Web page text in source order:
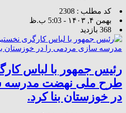
کد مطلب : 2308
بهمن ۴, ۱۴۰۳ - 5:03 ب.ظ
368 بازدید
رئیس جمهور با لباس
طرح ملی نهضت مدرسه
در خوزستان بنا کرد.